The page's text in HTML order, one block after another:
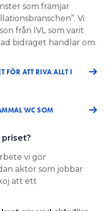
som främjar
Vi
från IVL som varit
bidraget handlar om.
FÖR ATT RIVA ALLT I
WC SOM
priset?
vi gör
aktör som jobbar
att ett